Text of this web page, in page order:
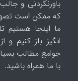
باورنکردنی و
که ممکن است
ما اینجا هستیم
انگیز باز کنیم
جوامع مطالب
با ما همراه باشید.